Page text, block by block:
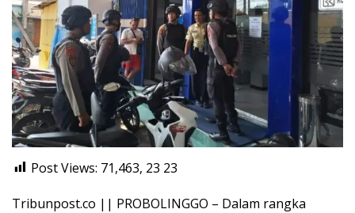
Post Views: 71,463, 23 23
Tribunpost.co || PROBOLINGGO – Dalam rangka